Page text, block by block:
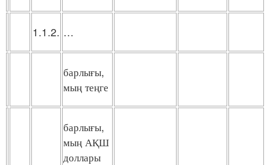
1.1.2. …
барлығы,
мың теңге
барлығы,
мың АҚШ
доллары